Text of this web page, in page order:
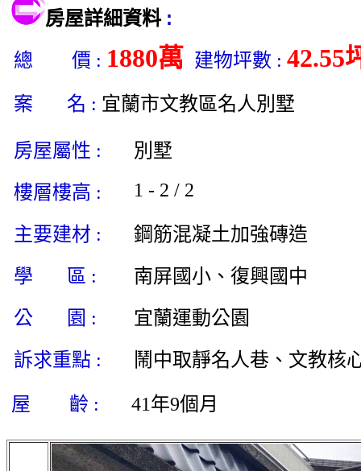
房屋詳細資料 :
總 價 : 1880萬 建物坪數 : 42.55
案 名 : 宜蘭市文教區名人別墅
房屋屬性 :
別墅
樓層樓高 :
1 - 2 / 2
主要建材 :
鋼筋混凝土加強磚造
學 區 :
南屏國小、復興國中
公 園 :
宜蘭運動公園
訴求重點 :
鬧中取靜名人巷、文教
屋 齡 : 41年9個月